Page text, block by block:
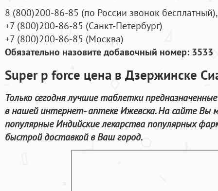
8 (800)200-86-85 (по России звонок бесплатный),
+7 (800)200-86-85 (Санкт-Петербург)
+7 (800)200-86-85 (Москва)
Обязательно назовите добавочный номер: 3533
Super p force цена в Дзержинске
Только сегодня лучшие таблетки
в нашей интернет- аптеке Ижевска. На сайте Вы
популярные Индийские лекарства популярных
быстрой доставкой в Ваш город.